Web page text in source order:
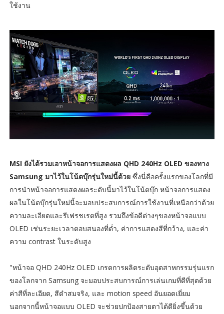
ใช้งาน
MSI ยังได้รวมเอาหน้าจอการแสดงผล QHD 240Hz OLED ของทาง
Samsung มาไว้ในโน้ตบุ๊กรุ่นใหม่นี้ด้วยซึ่งนี่คือครั้งแรกของโลกที่มี
การนำหน้าจอการแสดงผลระดับนี้มาไว้ในโน้ตบุ๊ก หน้าจอการแสดง
ผลในโน้ตบุ๊กรุ่นใหม่นี้จะมอบประสบการณ์การใช้งานที่เหนือกว่าด้วย
ความละเอียดและรีเฟรชเรตที่สูง รวมถึงข้อดีต่างๆของหน้าจอแบบ
OLED เช่นระยะเวลาตอบสนองที่ต่ำ, ค่าการแสดงสีที่กว้าง, และค่า
ความ contrast ในระดับสูง
"หน้าจอ QHD 240Hz OLED เกรดการผลิตระดับอุตสาหกรรมรุ่นแรก
ของโลกจาก Samsung จะมอบประสบการณ์การเล่นเกมที่ดีที่สุดด้วย
ค่าสีที่ละเอียด, สีดำสมจริง, และ motion speed อันยอดเยี่ยม
นอกจากนี้หน้าจอแบบ OLED จะช่วยปกป้องสายตาได้ดียิ่งขึ้นด้วย